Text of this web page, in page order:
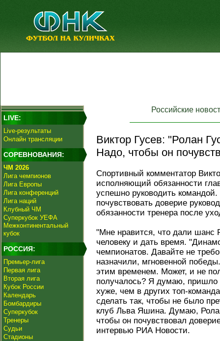
LIVE:
Live-результаты
Онлайн трансляции
СОРЕВНОВАНИЯ:
ЧМ 2026
Лига чемпионов
Лига Европы
Лига конференций
Лига наций
Клубный ЧМ
Суперкубок УЕФА
Межконтинентальный
кубок
РОССИЯ:
Премьер-лига
Первая лига
Вторая лига
Кубок России
Календарь
Бомбардиры
Суперкубок
Тренеры
Судьи
Стадионы
Российские
Виктор Гусев: "Ролан
Надо, чтобы он
Спортивный комментатор
исполняющий обязанности
успешно руководить
почувствовать доверие
обязанности тренера после
"Мне нравится, что дали шанс
человеку и дать время.
чемпионатов. Давайте не
назначили, мгновенной
этим временем. Может, и не
получалось? Я думаю, пришло
хуже, чем в других топ-
сделать так, чтобы не было
клуб Льва Яшина. Думаю,
чтобы он почувствовал
интервью РИА Новости.